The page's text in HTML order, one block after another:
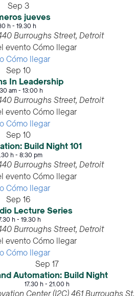
Sep 3
jueves
h- 19.30 h
Burroughs Street, Detroit
eventoCómo llegar
Cómo llegar
Sep 10
In Leadership
am- 13:00 h
Burroughs Street, Detroit
eventoCómo llegar
Cómo llegar
Sep 10
Build Night 101
h- 8:30 pm
Burroughs Street, Detroit
eventoCómo llegar
Cómo llegar
Sep 16
Lecture Series
h- 19.30 h
Burroughs Street, Detroit
eventoCómo llegar
Cómo llegar
Sep 17
Automation: Build Night
17.30 h- 21.00 h